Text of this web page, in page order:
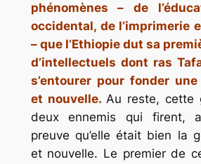
phénomènes – de
occidental, de l’imprimerie
– que l’Ethiopie dut sa
d’intellectuels dont ras
s’entourer pour fonder
et nouvelle. Au reste, cette
deux ennemis qui firent,
preuve qu’elle était bien la
et nouvelle. Le premier de